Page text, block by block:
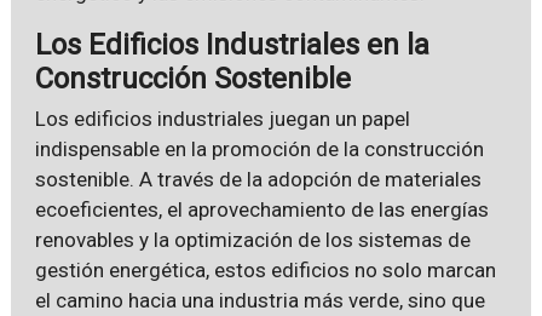
Los Edificios Industriales en la
Construcción Sostenible
Los edificios industriales juegan un papel
indispensable en la promoción de la construcción
sostenible. A través de la adopción de materiales
ecoeficientes, el aprovechamiento de las energías
renovables y la optimización de los sistemas de
gestión energética, estos edificios no solo marcan
el camino hacia una industria más verde, sino que